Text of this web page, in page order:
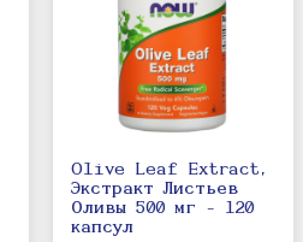
Olive Leaf Extract,
Экстракт Листьев
Оливы 500 мг - 120
капсул